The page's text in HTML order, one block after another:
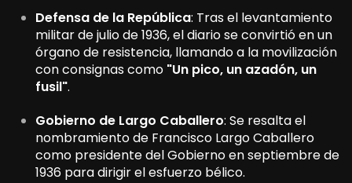
Defensa de la República: Tras el levantamiento
militar de julio de 1936, el diario se convirtió en un
órgano de resistencia, llamando a la movilización
con consignas como "Un pico, un azadón, un
fusil".
Gobierno de Largo Caballero: Se resalta el
nombramiento de Francisco Largo Caballero
como presidente del Gobierno en septiembre de
1936 para dirigir el esfuerzo bélico.